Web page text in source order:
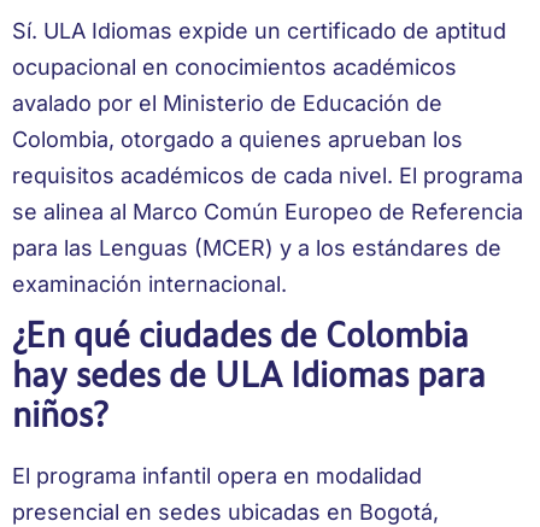
Sí. ULA Idiomas expide un certificado de aptitud
ocupacional en conocimientos académicos
avalado por el Ministerio de Educación de
Colombia, otorgado a quienes aprueban los
requisitos académicos de cada nivel. El programa
se alinea al Marco Común Europeo de Referencia
para las Lenguas (MCER) y a los estándares de
examinación internacional.
¿En qué ciudades de Colombia
hay sedes de ULA Idiomas para
niños?
El programa infantil opera en modalidad
presencial en sedes ubicadas en Bogotá,